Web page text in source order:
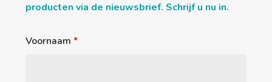
producten via de nieuwsbrief. Schrijf u nu in.
Voornaam *